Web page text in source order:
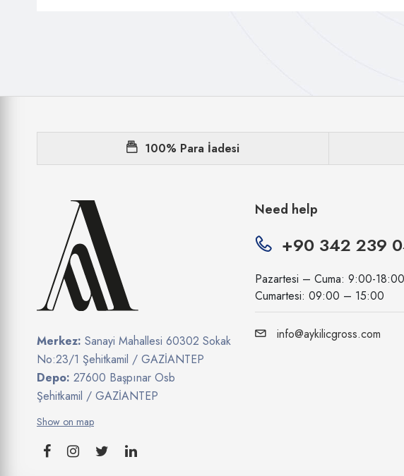
100% Para İadesi
Merkez: Sanayi Mahallesi 60302 Sokak
No:23/1 Şehitkamil / GAZİANTEP
Depo: 27600 Başpınar Osb
Şehitkamil / GAZİANTEP
Show on map
Need help
+90 342 239
Pazartesi – Cuma: 9:00-18:00
Cumartesi: 09:00 – 15:00
info@aykilicgross.com